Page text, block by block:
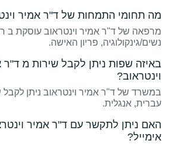
מה תחומי התמחות של ד"ר אמיר
מרפאה של ד"ר אמיר וינטראוב עוסקת ב
נשים/גינקולוגיה, פריון האישה.
באיזה שפות ניתן לקבל שירות מ ד"ר
וינטראוב?
במשרד של ד"ר אמיר וינטראוב ניתן
עברית, אנגלית.
האם ניתן לתקשר עם ד"ר אמיר
אימייל?